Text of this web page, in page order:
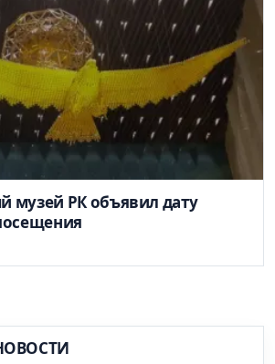
музей РК объявил дату